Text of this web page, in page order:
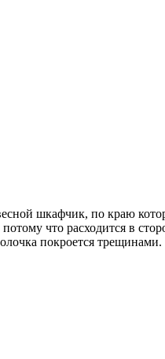
шкафчик, по краю
что расходится в
покроется